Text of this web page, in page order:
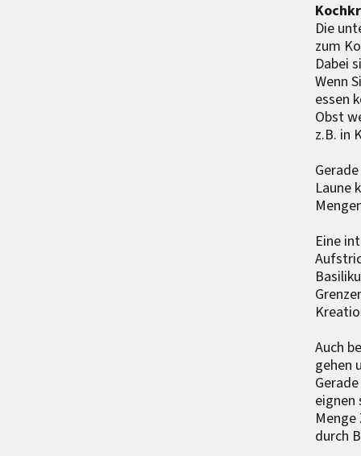
Die
zum
Dabei
Wenn
essen
Obst
z.B. in
Laune
Eine
Auch
gehen
eignen
durch